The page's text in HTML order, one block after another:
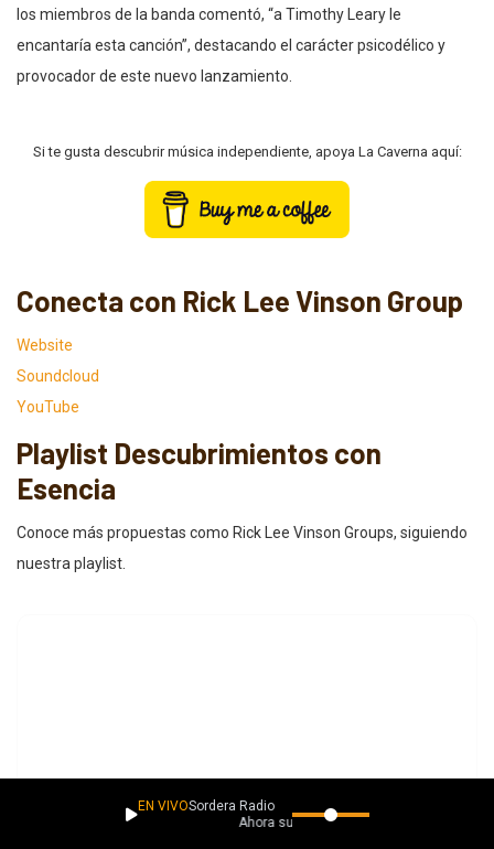
los miembros de la banda comentó, “a Timothy Leary le
encantaría esta canción”, destacando el carácter psicodélico y
provocador de este nuevo lanzamiento.
Si te gusta descubrir música independiente, apoya La Caverna aquí:
Conecta con Rick Lee Vinson Group
Website
Soundcloud
YouTube
Playlist Descubrimientos con
Esencia
Conoce más propuestas como Rick Lee Vinson Groups, siguiendo
nuestra playlist.
EN VIVOSordera Radio
Ahora suena